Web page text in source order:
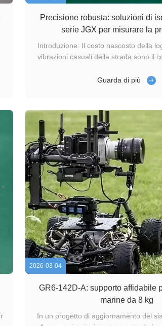
Precisione robusta: soluzioni di
serie JGX per misurare la
Introduzione: Il costo nascosto della
vibrazioni casuali della strada sono il
di precisione.le navi cisterna a
Guarda di più
2026-03-04
GR6-142D-A: supporto affidabile
marine da 8 kg
In un progetto di aggiornamento del